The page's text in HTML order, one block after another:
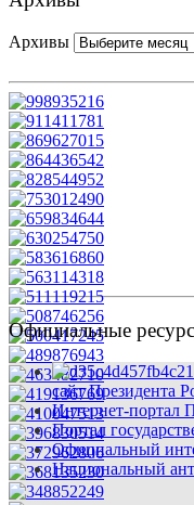
Архивы
Официальные
сайт Президента
Интернет-портал
Портал
Официальный
Национальный